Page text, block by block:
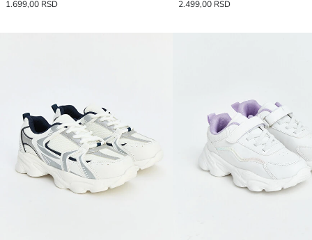
1.699,00 RSD 2.499,00 RSD